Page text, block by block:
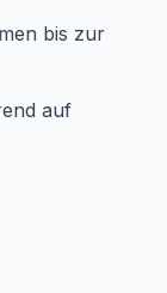
bis zur
auf